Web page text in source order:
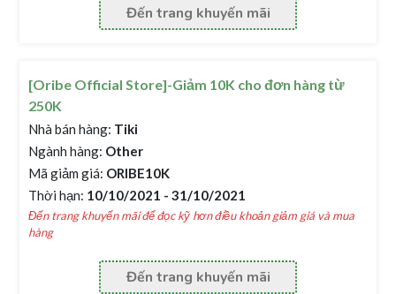
Đến trang khuyến mãi
[Oribe Official Store]-Giảm 10K cho đơn hàng từ
250K
Nhà bán hàng: Tiki
Ngành hàng: Other
Mã giảm giá: ORIBE10K
Thời hạn: 10/10/2021 - 31/10/2021
Đến trang khuyến mãi để đọc kỹ hơn điều khoản giảm giá và mua
hàng
Đến trang khuyến mãi